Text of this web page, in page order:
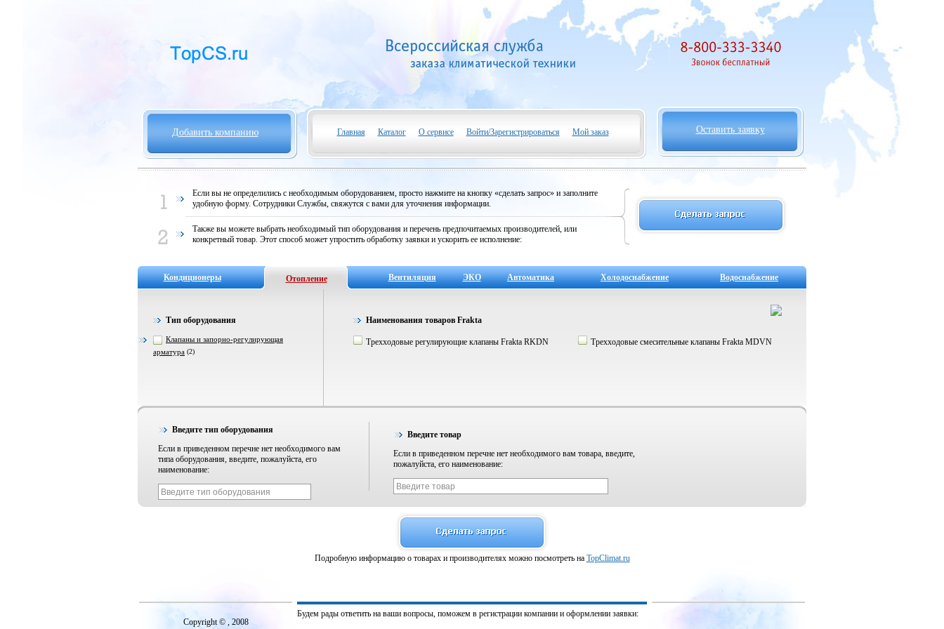
Добавить компанию Главная Каталог О сервисе Войти/Зарегистрироваться Мой заказ Оставить заявку
Если вы не определились с необходимым оборудованием, просто нажмите на кнопку «сделать запрос» и заполните
удобную форму. Сотрудники Службы, свяжутся с вами для уточнения информации.
Также вы можете выбрать необходимый тип оборудования и перечень предпочитаемых производителей, или
конкретный товар. Этот способ может упростить обработку заявки и ускорить ее исполнение:
Кондиционеры Отопление Вентиляция ЭКО Автоматика Холодоснабжение Водоснабжение
Тип оборудования
Клапаны и запорно-регулирующая
арматура (2)
Наименования товаров Frakta
Трехходовые регулирующие клапаны Frakta RKDN Трехходовые смесительные клапаны Frakta MDVN
Введите тип оборудования
Если в приведенном перечне нет необходимого вам
типа оборудования, введите, пожалуйста, его
наименование:
Введите товар
Если в приведенном перечне нет необходимого вам товара, введите,
пожалуйста, его наименование:
Подробную информацию о товарах и производителях можно посмотреть на TopClimat.ru
Copyright © , 2008
Будем рады ответить на ваши вопросы, поможем в регистрации компании и оформлении заявки: